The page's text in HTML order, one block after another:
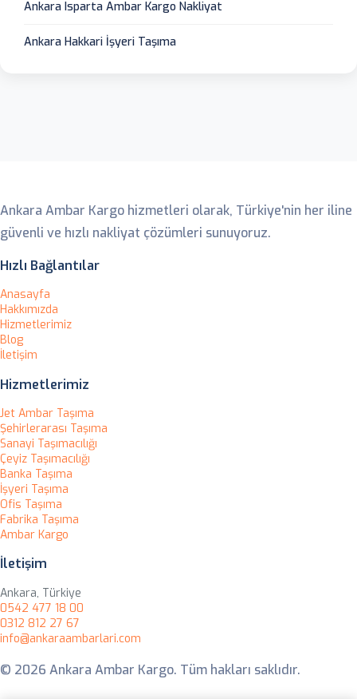
Ankara Isparta Ambar Kargo Nakliyat
Ankara Hakkari İşyeri Taşıma
Ankara Ambar Kargo hizmetleri olarak, Türkiye'nin her iline
güvenli ve hızlı nakliyat çözümleri sunuyoruz.
Hızlı Bağlantılar
Anasayfa
Hakkımızda
Hizmetlerimiz
Blog
İletişim
Hizmetlerimiz
Jet Ambar Taşıma
Şehirlerarası Taşıma
Sanayi Taşımacılığı
Çeyiz Taşımacılığı
Banka Taşıma
İşyeri Taşıma
Ofis Taşıma
Fabrika Taşıma
Ambar Kargo
İletişim
Ankara, Türkiye
0542 477 18 00
0312 812 27 67
info@ankaraambarlari.com
© 2026 Ankara Ambar Kargo. Tüm hakları saklıdır.